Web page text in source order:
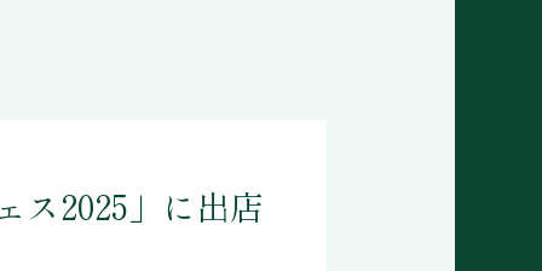
ス2025」に出店